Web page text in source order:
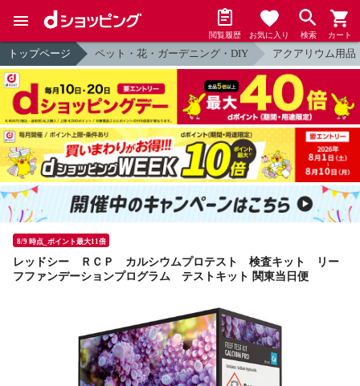
閲覧履歴 お気に入り 検索 カート
トップページ ペット・花・ガーデニング・DIY アクアリウム用品
8/9 時点_ポイント最大11倍
レッドシー ＲＣＰ カルシウムプロテスト 検査キット リー
フファンデーションプログラム テストキット 関東当日便